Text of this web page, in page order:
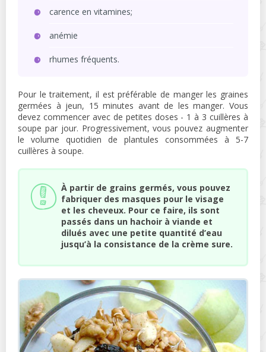
carence en vitamines;
anémie
rhumes fréquents.
Pour le traitement, il est préférable de manger les graines
germées à jeun, 15 minutes avant de les manger. Vous
devez commencer avec de petites doses - 1 à 3 cuillères à
soupe par jour. Progressivement, vous pouvez augmenter
le volume quotidien de plantules consommées à 5-7
cuillères à soupe.
À partir de grains germés, vous pouvez
fabriquer des masques pour le visage
et les cheveux. Pour ce faire, ils sont
passés dans un hachoir à viande et
dilués avec une petite quantité d’eau
jusqu’à la consistance de la crème sure.